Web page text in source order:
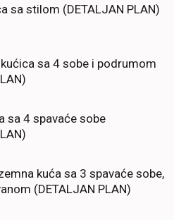
sa stilom (DETALJAN PLAN)
sa 4 sobe i podrumom
sa 4 spavaće sobe
kuća sa 3 spavaće sobe,
(DETALJAN PLAN)